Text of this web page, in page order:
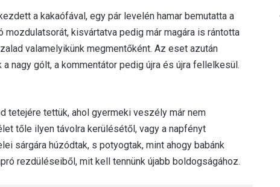
a kakaófával, egy pár levelén hamar bemutatta a
kisvártatva pedig már magára is rántotta
valamelyikünk megmentőként. Az eset azután
nagy gólt, a kommentátor pedig újra és újra fellelkesül.
tetejére tettük, ahol gyermeki veszély már nem
tőle ilyen távolra kerülésétől, vagy a napfényt
sárgára húzódtak, s potyogtak, mint ahogy babánk
rezdüléseiből, mit kell tennünk újabb boldogságához.